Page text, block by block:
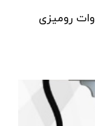
دستگاه لیزر حکاکی مارکینگ 30 وات رومیزی